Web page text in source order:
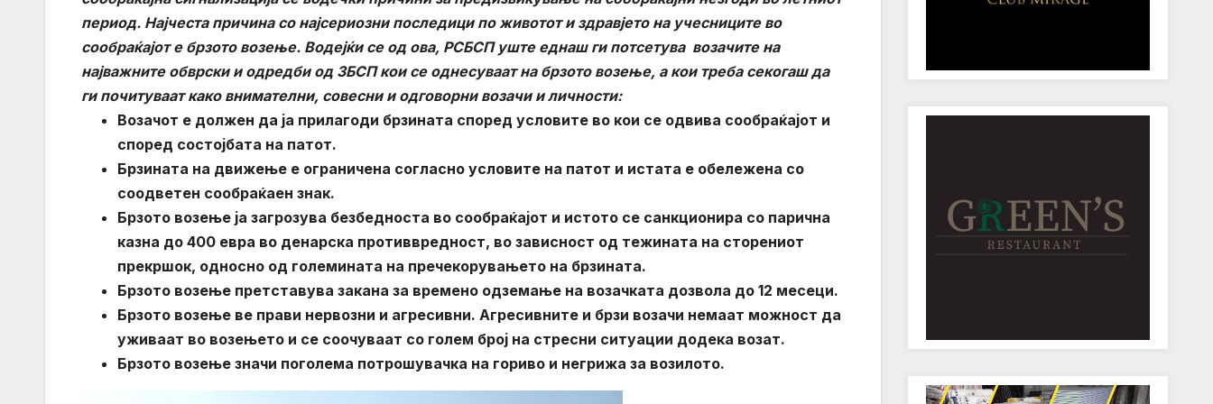
период. Најчеста причина со најсериозни последици по животот и здравјето на учесниците во
сообраќајот е брзото возење. Водејќи се од ова, РСБСП уште еднаш ги потсетува возачите на
најважните обврски и одредби од ЗБСП кои се однесуваат на брзото возење, а кои треба секогаш да
ги почитуваат како внимателни, совесни и одговорни возачи и личности:
Возачот е должен да ја прилагоди брзината според условите во кои се одвива сообраќајот и
според состојбата на патот.
Брзината на движење е ограничена согласно условите на патот и истата е обележена со
соодветен сообраќаен знак.
Брзото возење ја загрозува безбедноста во сообраќајот и истото се санкционира со парична
казна до 400 евра во денарска противвредност, во зависност од тежината на сторениот
прекршок, односно од големината на пречекорувањето на брзината.
Брзото возење претставува закана за времено одземање на возачката дозвола до 12 месеци.
Брзото возење ве прави нервозни и агресивни. Агресивните и брзи возачи немаат можност да
уживаат во возењето и се соочуваат со голем број на стресни ситуации додека возат.
Брзото возење значи поголема потрошувачка на гориво и негрижа за возилото.